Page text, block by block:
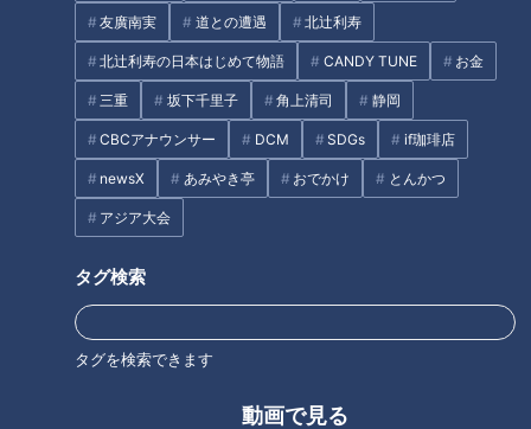
友廣南実 道との遭遇 北辻利寿
北辻利寿の日本はじめて物語 CANDY TUNE お金
三重 坂下千里子 角上清司 静岡
CBCアナウンサー DCM SDGs if珈琲店
newsX あみやき亭 おでかけ とんかつ
アジア大会
タグ検索
タグを検索できます
動画で見る
【夏休み満喫WEEK】コスパ最
強！無料＆間近でイルカとふれ
あいスポット！
よしお兄さんと行く！夏休みに
行きたい伊勢志摩アクティビテ
ィ！【うなずキング】
「ドライブイン鳥羽」で地元食
貴が軽トラで三重縦断を目指す
タグ